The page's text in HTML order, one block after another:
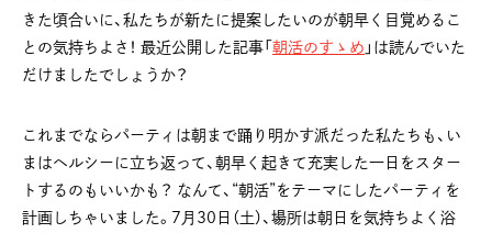
きた頃合いに、私たちが新たに提案したいのが朝早く目覚めるこ
との気持ちよさ！ 最近公開した記事「 朝活のすゝめ 」は読んでいた
だけましたでしょうか？
これまでならパーティは朝まで踊り明かす派だった私たちも、い
まはヘルシーに立ち返って、朝早く起きて充実した一日をスター
トするのもいいかも？ なんて、“朝活”をテーマにしたパーティを
計画しちゃいました。7月30日（土）、場所は朝日を気持ちよく浴